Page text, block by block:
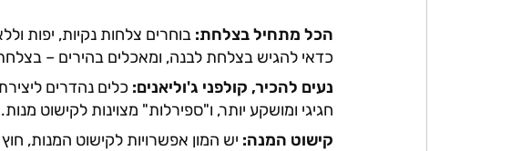
הכל מתחיל בצלחת: בוחרים צלחות נקיות, יפות
כדאי להגיש בצלחת לבנה, ומאכלים בהירים –
נעים להכיר, קולפני ג'וליאנים: כלים נהדרים
חגיגי ומושקע יותר, ו"ספירלות" מצוינות לקישוט מנות.
קישוט המנה: יש המון אפשרויות לקישוט המנות,